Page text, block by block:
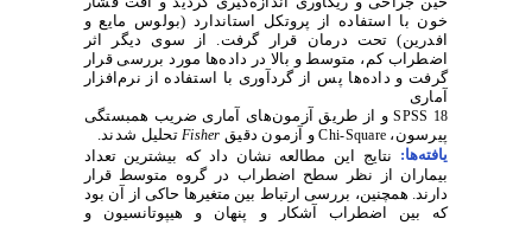
خون با استفاده از پروتکل استاندارد (بولوس مایع و
افدرین) تحت‌ درمان قرار گرفت. از سوی ‌دیگر اثر
اضطراب کم، متوسط و بالا در داده‌ها مورد ‌بررسی قرار
گرفت و داده‌ها پس از گردآوری با استفاده از نرم‌افزار
آماری
SPSS 18و از طریق آزمون‌های آماریضریب همبستگی
پیرسون، Chi-Squareو آزمون دقیق Fisherتحلیل شدند.
یافته‌ها: نتایج این مطالعه نشان داد که بیشترین تعداد
بیماران از نظر سطح اضطراب در گروه متوسط قرار
دارند. همچنین، بررسی ارتباط بین متغیرها حاکی از آن بود
که بین اضطراب آشکار و پنهان و هیپوتانسیون و